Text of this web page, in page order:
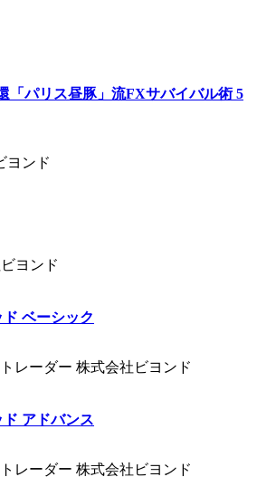
「パリス昼豚」流FXサバイバル術 5
ヨンド
ヨンド
ド ベーシック
レーダー 株式会社ビヨンド
ド アドバンス
レーダー 株式会社ビヨンド